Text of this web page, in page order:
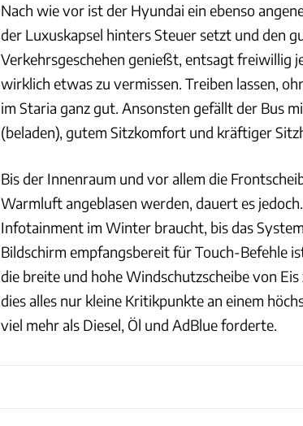
Nach wie vor ist der Hyundai ein ebenso
der Luxuskapsel hinters Steuer setzt und den
Verkehrsgeschehen genießt, entsagt freiwillig
wirklich etwas zu vermissen. Treiben lassen,
im Staria ganz gut. Ansonsten gefällt der Bus
(beladen), gutem Sitzkomfort und kräftiger
Bis der Innenraum und vor allem die
Warmluft angeblasen werden, dauert es
Infotainment im Winter braucht, bis das
Bildschirm empfangsbereit für Touch-Befehle
die breite und hohe Windschutzscheibe von
dies alles nur kleine Kritikpunkte an einem
viel mehr als Diesel, Öl und AdBlue forderte.